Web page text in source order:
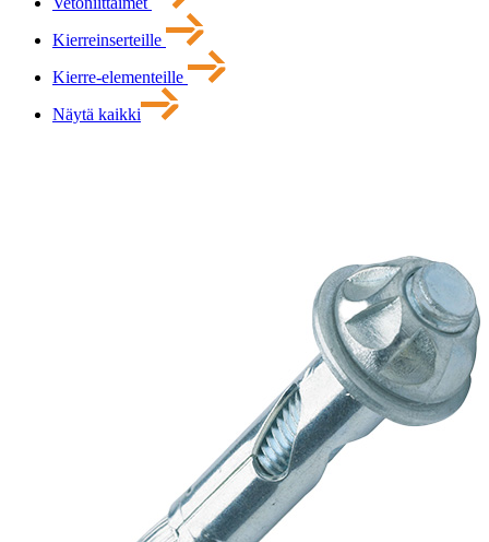
Kierreinserteille
Kierre-elementeille
Näytä kaikki